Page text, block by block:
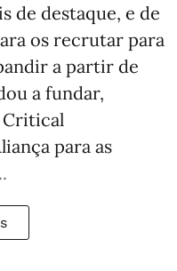
de destaque, e de
os recrutar para
a partir de
a fundar,
Critical
para as